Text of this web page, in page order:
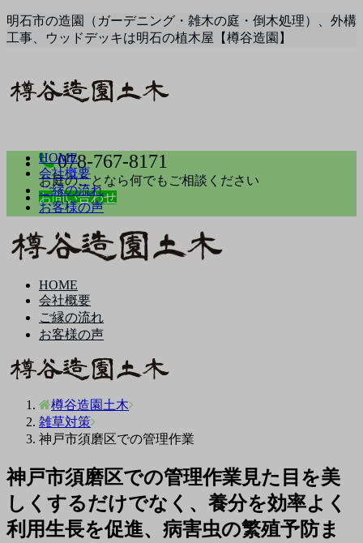
明石市の造園（ガーデニング・雑木の庭・倒木処理）、外構
工事、ウッドデッキは明石の植木屋【樽谷造園】
078-767-8171
お庭のことなら何でもご相談ください
お問い合わせ
HOME
会社概要
ご縁の流れ
お客様の声
HOME
会社概要
ご縁の流れ
お客様の声
樽谷造園土木
雑草対策
神戸市須磨区での管理作業
神戸市須磨区での管理作業見た目を美
しくするだけでなく、養分を効率よく
利用生長を促進、病害虫の繁殖予防ま